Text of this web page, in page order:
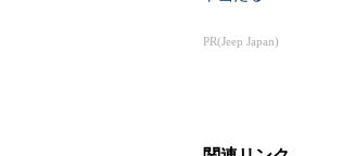
PR(Jeep Japan)